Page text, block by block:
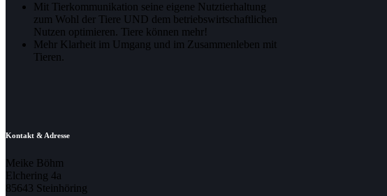
Mit Tierkommunikation seine eigene Nutztierhaltung
zum Wohl der Tiere UND dem betriebswirtschaftlichen
Nutzen optimieren. Tiere können mehr!
Mehr Klarheit im Umgang und im Zusammenleben mit
Tieren.
Kontakt & Adresse
Meike Böhm
Elchering 4a
85643 Steinhöring